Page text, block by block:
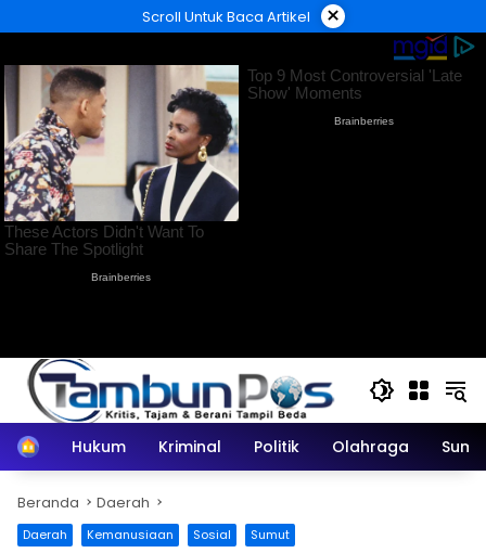
ke
Scroll Untuk Baca Artikel ×
HomeHukum Kriminal Politik Olahraga
Beranda Daerah
Daerah Kemanusiaan Sosial Sumut